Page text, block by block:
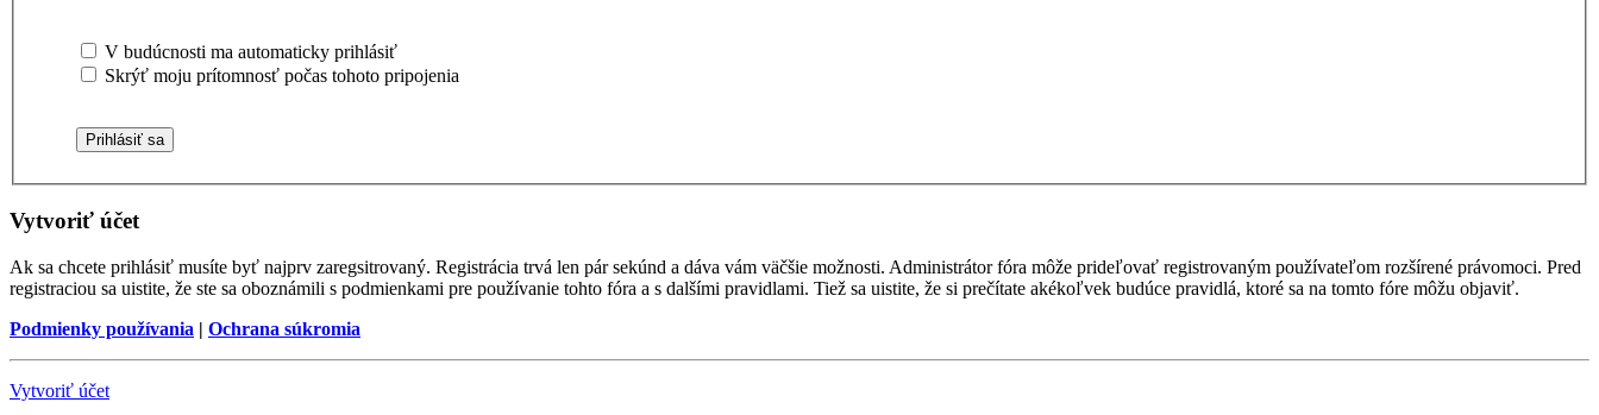
V budúcnosti ma automaticky prihlásiť
Skrýť moju prítomnosť počas tohoto pripojenia
Vytvoriť účet
Ak sa chcete prihlásiť musíte byť najprv zaregsitrovaný. Registrácia trvá len pár sekúnd a dáva vám väčšie možnosti. Administrátor fóra môže prideľovať registrovaným používateľom rozšírené právomoci. Pred
registraciou sa uistite, že ste sa oboznámili s podmienkami pre používanie tohto fóra a s dalšími pravidlami. Tiež sa uistite, že si prečítate akékoľvek budúce pravidlá, ktoré sa na tomto fóre môžu objaviť.
Podmienky používania | Ochrana súkromia
Vytvoriť účet